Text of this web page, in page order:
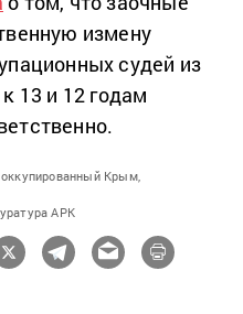
измену
судей из
13 и 12 годам
оккупированный Крым,
АРК